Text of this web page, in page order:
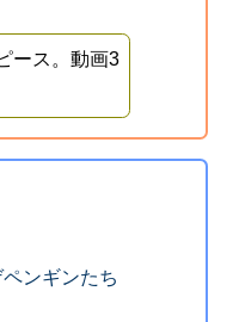
ース。動画3
ンギンたち